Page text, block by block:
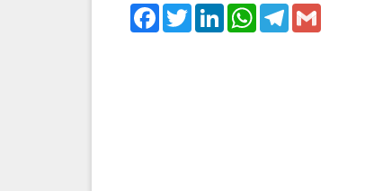
Facebook
TwitterLinkedInWhatsApp
Telegram